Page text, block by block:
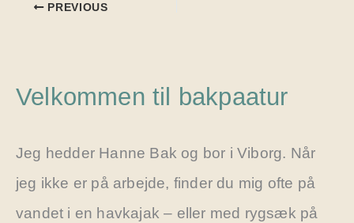
PREVIOUS
Velkommen til bakpaatur
Jeg hedder Hanne Bak og bor i Viborg. Når
jeg ikke er på arbejde, finder du mig ofte på
vandet i en havkajak – eller med rygsæk på